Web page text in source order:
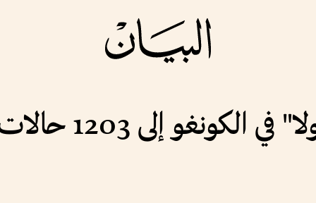
إلى 1203 حالات